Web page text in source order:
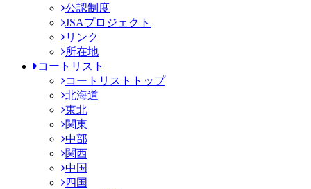
公認制度
JSAプロジェクト
リンク
所在地
コートリスト
コートリストトップ
北海道
東北
関東
中部
関西
中国
四国